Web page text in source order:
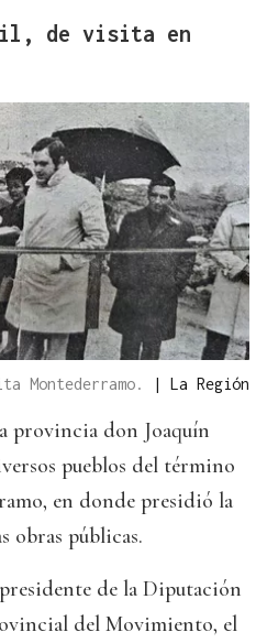
de visita en
Montederramo. | La Región
provincia don Joaquín
pueblos del término
en donde presidió la
obras públicas.
de la Diputación
del Movimiento, el